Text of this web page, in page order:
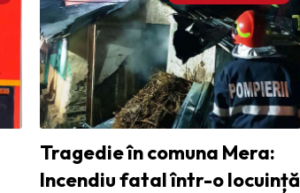
Tragedie în comuna Mera:
Incendiu fatal într-o locuință